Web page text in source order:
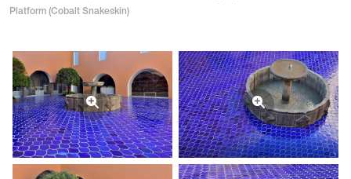
Platform (Cobalt Snakeskin)